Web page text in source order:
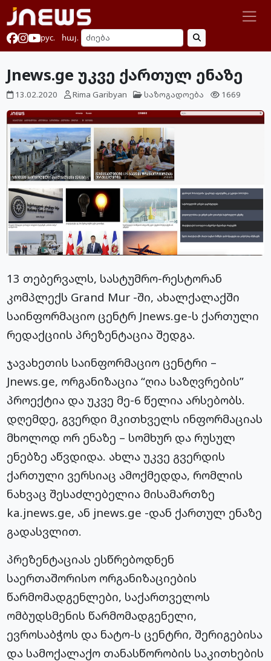
рус. հայ.
Jnews.ge უკვე ქართულ ენაზე
13.02.2020 Rima Garibyan საზოგადოება 1669
13 თებერვალს, სასტუმრო-რესტორან
კომპლექს Grand Mur -ში, ახალქალაქში
საინფორმაციო ცენტრ Jnews.ge-ს ქართული
რედაქციის პრეზენტაცია შედგა.
ჯავახეთის საინფორმაციო ცენტრი –
Jnews.ge, ორგანიზაცია “ღია საზღვრების”
პროექტია და უკვე მე-6 წელია არსებობს.
დღემდე, გვერდი მკითხველს ინფორმაციას
მხოლოდ ორ ენაზე – სომხურ და რუსულ
ენებზე აწვდიდა. ახლა უკვე გვერდის
ქართული ვერსიაც ამოქმედდა, რომლის
ნახვაც შესაძლებელია მისამართზე
ka.jnews.ge, ან jnews.ge -დან ქართულ ენაზე
გადასვლით.
პრეზენტაციას ესწრებოდნენ
საერთაშორისო ორგანიზაციების
წარმომადგენლები, საქართველოს
ომბუდსმენის წარმომადგენელი,
ევროსაბჭოს და ნატო-ს ცენტრი, შერიგებისა
და სამოქალაქო თანასწორობის საკითხების